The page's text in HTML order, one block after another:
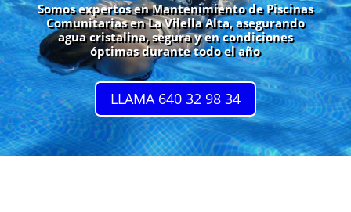
Somos expertos en Mantenimiento de Piscinas
Comunitarias en La Vilella Alta, asegurando
agua cristalina, segura y en condiciones
óptimas durante todo el año
LLAMA 640 32 98 34